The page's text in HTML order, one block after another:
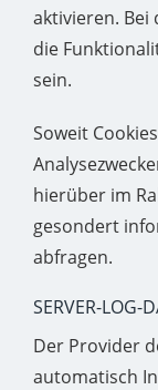
aktivieren. Bei
die
sein.
Soweit
hierüber im
gesondert
abfragen.
SERVER-LOG-
Der Provider
automatisch